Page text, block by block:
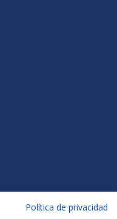
Política de privacidad